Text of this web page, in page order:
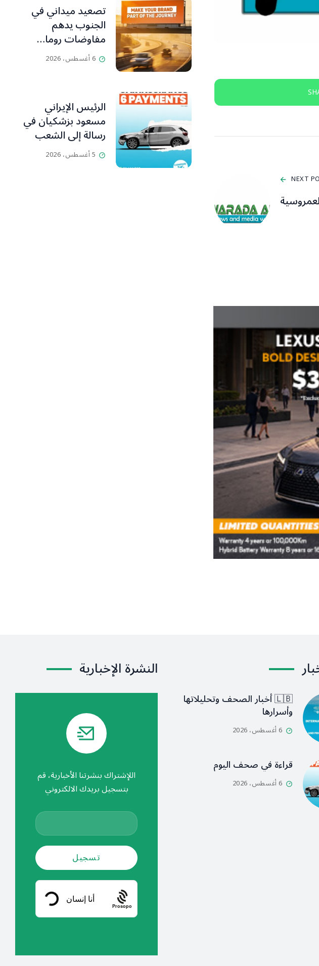
NEXT
تصعيد ميداني في
الجنوب يدهم
مفاوضات روما…
تقاطع الأهداف
التخريبية يحاصر
6 أغسطس، 2026
الرئيس الإيراني
مسعود بزشكيان في
رسالة إلى الشعب
الإيراني:كل جهود
العدو تتركز على إيجاد
5 أغسطس، 2026
🇱🇧 أخبار الصحف وتحليلاتها
وأسرارها
6 أغسطس، 2026
قراءة في صحف اليوم
6 أغسطس، 2026
النشرة الإخبارية
اللإشتراك بنشرتنا الأخبارية، قم
بتسجيل بريدك الالكتروني
Prosopo